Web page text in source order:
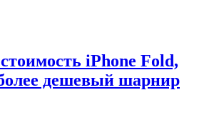
iPhone Fold,
дешевый шарнир